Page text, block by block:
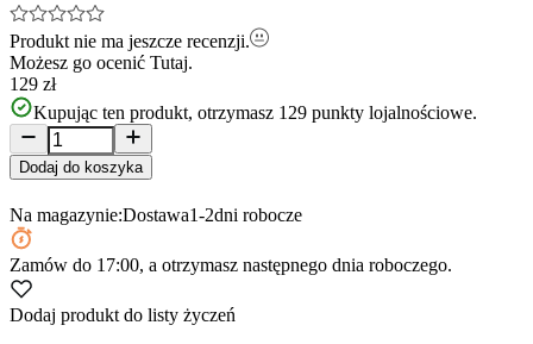
Produkt nie ma jeszcze recenzji.
Możesz go ocenić Tutaj.
129 zł
Kupując ten produkt, otrzymasz 129 punkty lojalnościowe.
Dodaj do koszyka
Na magazynie:Dostawa1-2dni robocze
Zamów do 17:00, a otrzymasz następnego dnia roboczego.
Dodaj produkt do listy życzeń